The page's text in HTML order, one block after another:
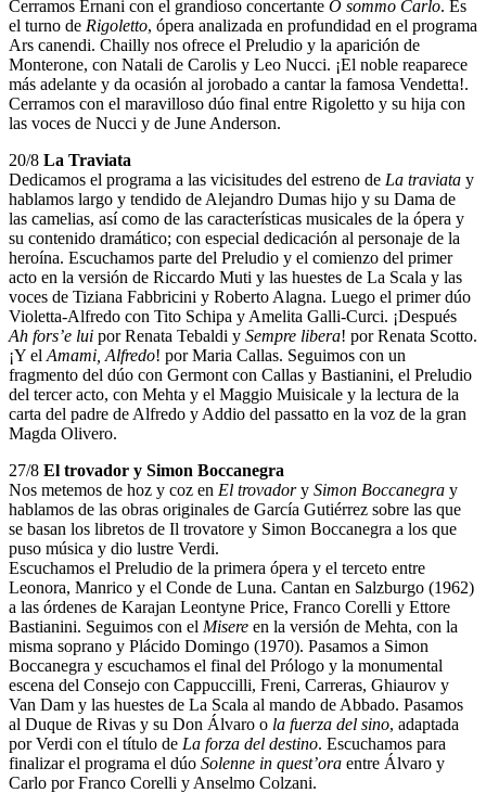
Cerramos Ernani con el grandioso concertante O sommo Carlo. Es
el turno de Rigoletto, ópera analizada en profundidad en el programa
Ars canendi. Chailly nos ofrece el Preludio y la aparición de
Monterone, con Natali de Carolis y Leo Nucci. ¡El noble reaparece
más adelante y da ocasión al jorobado a cantar la famosa Vendetta!.
Cerramos con el maravilloso dúo final entre Rigoletto y su hija con
las voces de Nucci y de June Anderson.
20/8 La Traviata
Dedicamos el programa a las vicisitudes del estreno de La traviata y
hablamos largo y tendido de Alejandro Dumas hijo y su Dama de
las camelias, así como de las características musicales de la ópera y
su contenido dramático; con especial dedicación al personaje de la
heroína. Escuchamos parte del Preludio y el comienzo del primer
acto en la versión de Riccardo Muti y las huestes de La Scala y las
voces de Tiziana Fabbricini y Roberto Alagna. Luego el primer dúo
Violetta-Alfredo con Tito Schipa y Amelita Galli-Curci. ¡Después
Ah fors’e lui por Renata Tebaldi y Sempre libera! por Renata Scotto.
¡Y el Amami, Alfredo! por Maria Callas. Seguimos con un
fragmento del dúo con Germont con Callas y Bastianini, el Preludio
del tercer acto, con Mehta y el Maggio Muisicale y la lectura de la
carta del padre de Alfredo y Addio del passatto en la voz de la gran
Magda Olivero.
27/8 El trovador y Simon Boccanegra
Nos metemos de hoz y coz en El trovadory Simon Boccanegra y
hablamos de las obras originales de García Gutiérrez sobre las que
se basan los libretos de Il trovatore y Simon Boccanegra a los que
puso música y dio lustre Verdi.
Escuchamos el Preludio de la primera ópera y el terceto entre
Leonora, Manrico y el Conde de Luna. Cantan en Salzburgo (1962)
a las órdenes de Karajan Leontyne Price, Franco Corelli y Ettore
Bastianini. Seguimos con el Misere en la versión de Mehta, con la
misma soprano y Plácido Domingo (1970). Pasamos a Simon
Boccanegra y escuchamos el final del Prólogo y la monumental
escena del Consejo con Cappuccilli, Freni, Carreras, Ghiaurov y
Van Dam y las huestes de La Scala al mando de Abbado. Pasamos
al Duque de Rivas y su Don Álvaro o la fuerza del sino, adaptada
por Verdi con el título de La forza del destino. Escuchamos para
finalizar el programa el dúo Solenne in quest’ora entre Álvaro y
Carlo por Franco Corelli y Anselmo Colzani.